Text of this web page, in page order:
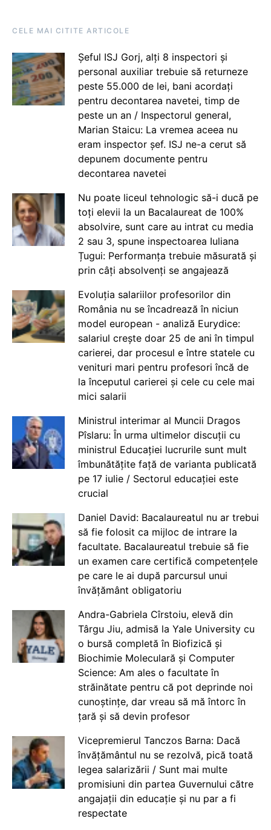
CELE MAI CITITE ARTICOLE
Șeful ISJ Gorj, alți 8 inspectori și
personal auxiliar trebuie să returneze
peste 55.000 de lei, bani acordați
pentru decontarea navetei, timp de
peste un an / Inspectorul general,
Marian Staicu: La vremea aceea nu
eram inspector șef. ISJ ne-a cerut să
depunem documente pentru
decontarea navetei
Nu poate liceul tehnologic să-i ducă pe
toți elevii la un Bacalaureat de 100%
absolvire, sunt care au intrat cu media
2 sau 3, spune inspectoarea Iuliana
Țugui: Performanța trebuie măsurată și
prin câți absolvenți se angajează
Evoluția salariilor profesorilor din
România nu se încadrează în niciun
model european - analiză Eurydice:
salariul crește doar 25 de ani în timpul
carierei, dar procesul e între statele cu
venituri mari pentru profesori încă de
la începutul carierei și cele cu cele mai
mici salarii
Ministrul interimar al Muncii Dragos
Pîslaru: În urma ultimelor discuții cu
ministrul Educației lucrurile sunt mult
îmbunătățite față de varianta publicată
pe 17 iulie / Sectorul educației este
crucial
Daniel David: Bacalaureatul nu ar trebui
să fie folosit ca mijloc de intrare la
facultate. Bacalaureatul trebuie să fie
un examen care certifică competențele
pe care le ai după parcursul unui
învățământ obligatoriu
Andra-Gabriela Cîrstoiu, elevă din
Târgu Jiu, admisă la Yale University cu
o bursă completă în Biofizică și
Biochimie Moleculară și Computer
Science: Am ales o facultate în
străinătate pentru că pot deprinde noi
cunoștințe, dar vreau să mă întorc în
țară și să devin profesor
Vicepremierul Tanczos Barna: Dacă
învățământul nu se rezolvă, pică toată
legea salarizării / Sunt mai multe
promisiuni din partea Guvernului către
angajații din educație și nu par a fi
respectate